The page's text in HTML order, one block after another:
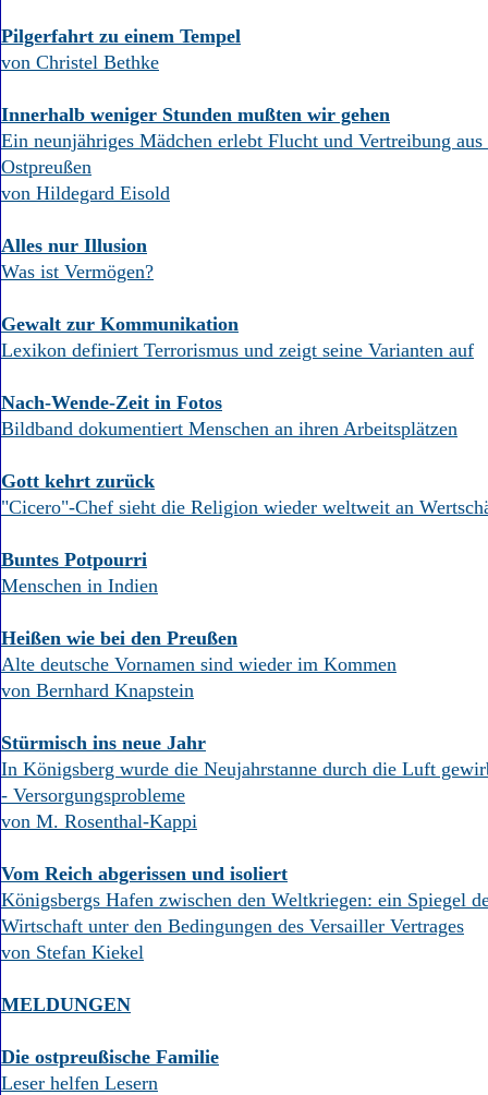
Pilgerfahrt zu einem Tempel
von Christel Bethke
Innerhalb weniger Stunden mußten wir gehen
Ein neunjähriges Mädchen erlebt Flucht und Vertreibung
Ostpreußen
von Hildegard Eisold
Alles nur Illusion
Was ist Vermögen?
Gewalt zur Kommunikation
Lexikon definiert Terrorismus und zeigt seine Varianten auf
Nach-Wende-Zeit in Fotos
Bildband dokumentiert Menschen an ihren Arbeitsplätzen
Gott kehrt zurück
"Cicero"-Chef sieht die Religion wieder weltweit an
Buntes Potpourri
Menschen in Indien
Heißen wie bei den Preußen
Alte deutsche Vornamen sind wieder im Kommen
von Bernhard Knapstein
Stürmisch ins neue Jahr
In Königsberg wurde die Neujahrstanne durch die Luft
- Versorgungsprobleme
von M. Rosenthal-Kappi
Vom Reich abgerissen und isoliert
Königsbergs Hafen zwischen den Weltkriegen: ein Spiegel
Wirtschaft unter den Bedingungen des Versailler Vertrages
von Stefan Kiekel
MELDUNGEN
Die ostpreußische Familie
Leser helfen Lesern